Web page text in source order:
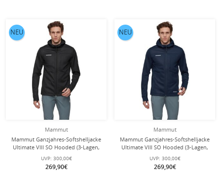
Mammut
Mammut Ganzjahres-Softshelljacke
Ultimate VIII SO Hooded (3-Lagen,
winddicht) schwarz Herren
UVP: 300,00€
269,90€
NEU
Mammut
Mammut Ganzjahres-Softshelljacke
Ultimate VIII SO Hooded (3-Lagen,
winddicht) marineblau Herren
UVP: 300,00€
269,90€
NEU